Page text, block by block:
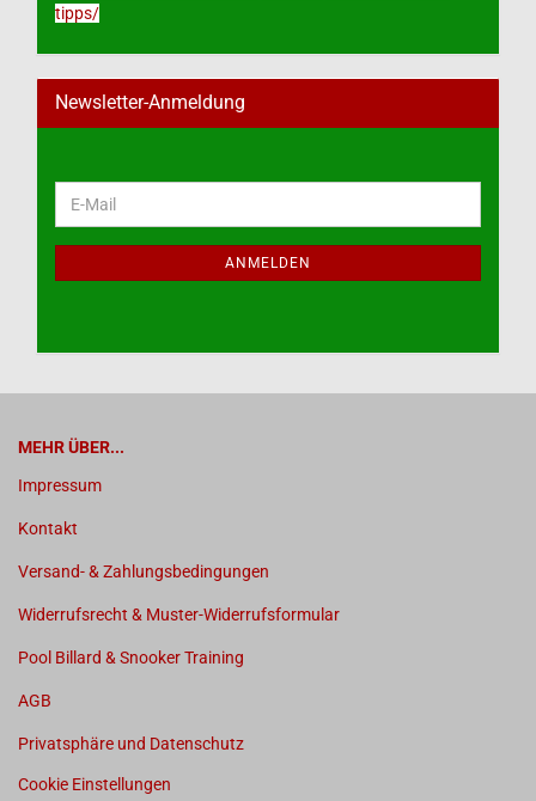
tipps/
Newsletter-Anmeldung
ZUR
E-
Mail
ANMELDEN
MEHR ÜBER...
Impressum
Kontakt
Versand- & Zahlungsbedingungen
Widerrufsrecht & Muster-Widerrufsformular
Pool Billard & Snooker Training
AGB
Privatsphäre und Datenschutz
Cookie Einstellungen